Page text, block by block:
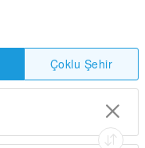
Çoklu Şehir